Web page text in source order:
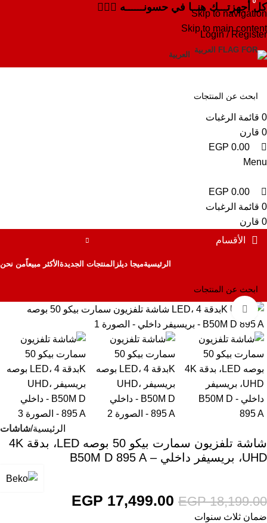
Skip to navigation
Skip to main content
كل أجهزتـــك هنــا في حسونــــــه ✌🏻✨
Login / Register
العربية
0 قائمة الرغبات
0 قارن
0
EGP 0.00
Menu
0
EGP 0.00
0 قائمة الرغبات
0 قارن
الأقسام
الرئيسيةميجا ديلز المنتجات الجديدة الأكثر مبيعاًمن نحن
Click to enlarge
الرئيسية شاشات
شاشة تلفزيون سمارت بيكو 50 بوصه LED، بدقة 4K
UHD، بريسيفر داخلي – B50M D 895 A
EGP18,199.00
EGP 17,499.00
ضمان ثلاث سنوات
0